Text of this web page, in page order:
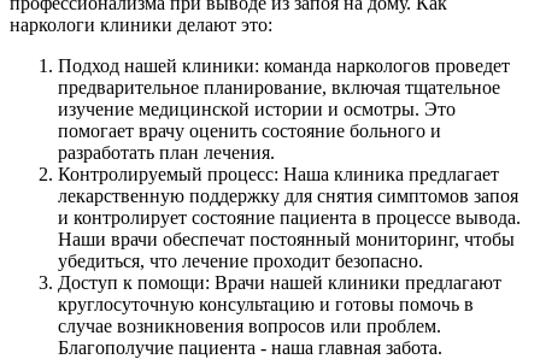
наркологи клиники делают это:
Подход нашей клиники: команда наркологов проведет
предварительное планирование, включая тщательное
изучение медицинской истории и осмотры. Это
помогает врачу оценить состояние больного и
разработать план лечения.
Контролируемый процесс: Наша клиника предлагает
лекарственную поддержку для снятия симптомов запоя
и контролирует состояние пациента в процессе вывода.
Наши врачи обеспечат постоянный мониторинг, чтобы
убедиться, что лечение проходит безопасно.
Доступ к помощи: Врачи нашей клиники предлагают
круглосуточную консультацию и готовы помочь в
случае возникновения вопросов или проблем.
Благополучие пациента - наша главная забота.